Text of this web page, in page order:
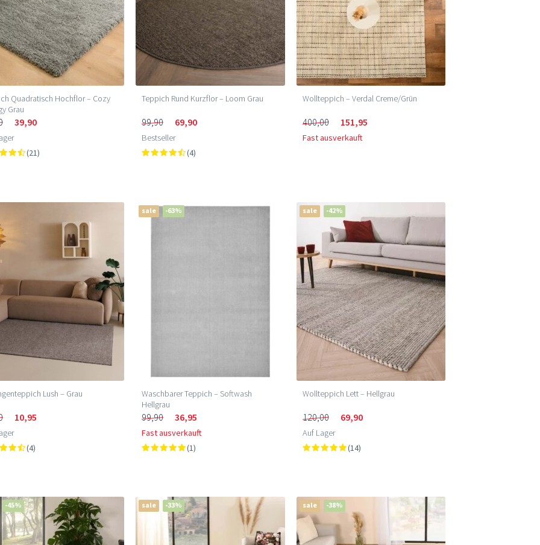
Quadratisch Hochflor – Cozy
Grau
39,90
(21)
Teppich Rund Kurzflor – Loom Grau
99,90 69,90
Bestseller
(4)
Wollteppich – Verdal Creme/Grün
400,00 151,95
Fast ausverkauft
Lush – Grau
10,95
(4)
sale -63%
Waschbarer Teppich – Softwash
Hellgrau
99,90 36,95
Fast ausverkauft
(1)
sale -42%
Wollteppich Lett – Hellgrau
120,00 69,90
Auf Lager
(14)
-45% sale -33% sale -38%